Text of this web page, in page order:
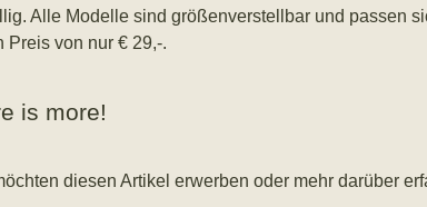
Alle Modelle sind größenverstellbar und passen
Preis von nur € 29,-.
is more!
diesen Artikel erwerben oder mehr darüber